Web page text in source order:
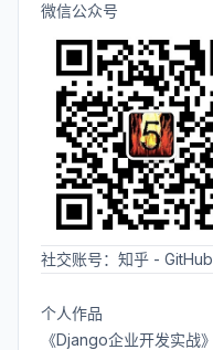
微信公众号
社交账号： 知乎 - GitHub
个人作品
《Django企业开发实战》